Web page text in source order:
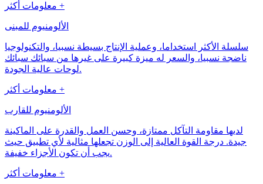
معلومات أكثر +
الألومنيوم للمبنى
سلسلة الأكثر استخداما، وعملية الإنتاج بسيطة نسبيا، والتكنولوجيا
ناضجة نسبيا، والسعر له ميزة كبيرة على غيرها من سبائك سبائك
لوحات عالية الجودة.
معلومات أكثر +
الألومنيوم للقارب
لديها مقاومة التآكل ممتازة، وحسن العمل والقدرة على الماكينة
جيدة. درجة القوة العالية إلى الوزن تجعلها مثالية لأي تطبيق حيث
يجب أن تكون الأجزاء خفيفة.
معلومات أكثر +